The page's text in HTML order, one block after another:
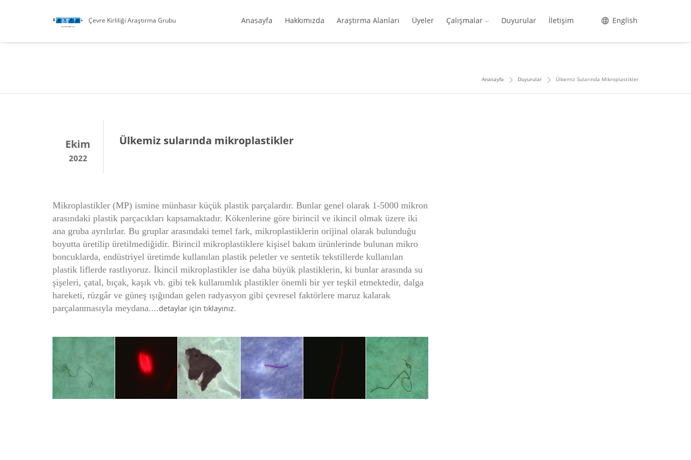
Çevre Kirliliği Araştırma Grubu Anasayfa Hakkımızda Araştırma Alanları Üyeler Çalışmalar Duyurular İletişim English
Anasayfa Duyurular Ülkemiz Sularında Mikroplastikler
Ekim
2022
Ülkemiz sularında mikroplastikler
Mikroplastikler (MP) ismine münhasır küçük plastik parçalardır. Bunlar genel olarak 1-5000 mikron
arasındaki plastik parçacıkları kapsamaktadır. Kökenlerine göre birincil ve ikincil olmak üzere iki
ana gruba ayrılırlar. Bu gruplar arasındaki temel fark, mikroplastiklerin orijinal olarak bulunduğu
boyutta üretilip üretilmediğidir. Birincil mikroplastiklere kişisel bakım ürünlerinde bulunan mikro
boncuklarda, endüstriyel üretimde kullanılan plastik peletler ve sentetik tekstillerde kullanılan
plastik liflerde rastlıyoruz. İkincil mikroplastikler ise daha büyük plastiklerin, ki bunlar arasında su
şişeleri, çatal, bıçak, kaşık vb. gibi tek kullanımlık plastikler önemli bir yer teşkil etmektedir, dalga
hareketi, rüzgâr ve güneş ışığından gelen radyasyon gibi çevresel faktörlere maruz kalarak
parçalanmasıyla meydana....detaylar için tıklayınız.